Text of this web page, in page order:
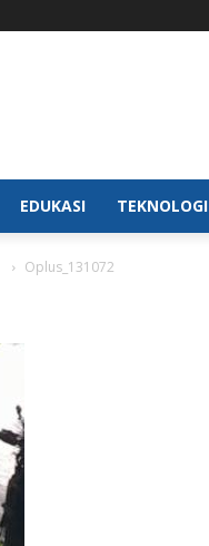
EDUKASI TEKNOLOGI
Oplus_131072